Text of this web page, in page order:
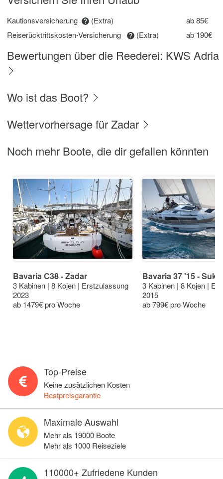
Kautionsversicherung (Extra)
ab 85€
Reiserücktrittskosten-Versicherung
(Extra) ab 190€
Bewertungen über die Reederei: KWS Adria
Wo ist das Boot?
Wettervorhersage für Zadar
Noch mehr Boote, die dir gefallen könnten
Bavaria C38 - Zadar
3 Kabinen | 8 Kojen | Erstzulassung
2023
ab 1479€ pro Woche
Bavaria 37 '15 -
3 Kabinen | 8 Kojen |
2015
ab 799€ pro Woche
Top-Preise
Keine zusätzlichen Kosten
Bestpreisgarantie
Maximale Auswahl
Mehr als 19000 Boote
Mehr als 1000 Reiseziele
110000+ Zufriedene Kunden